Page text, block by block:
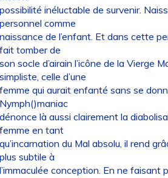
inéluctable de survenir.
comme
de l’enfant. Et dans cette
tomber de
socle d’airain l’icône de la Vierge
celle d’une
qui aurait enfanté sans se
là aussi clairement la
en tant
du Mal absolu, il rend
subtile à
conception. En ne faisant